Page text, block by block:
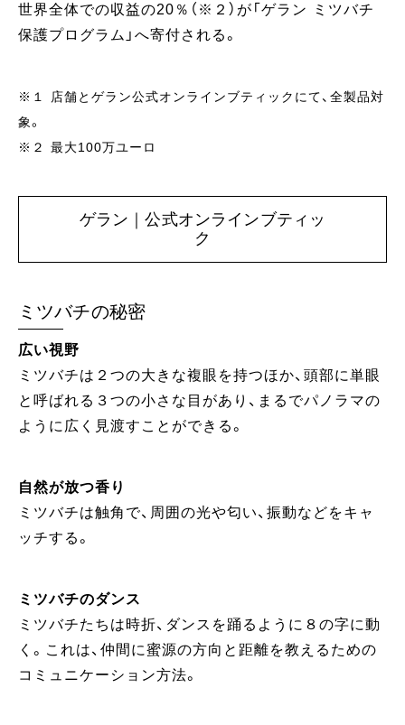
世界全体での収益の20％（※２）が「ゲラン ミツバチ
保護プログラム」へ寄付される。
※１ 店舗とゲラン公式オンラインブティックにて、全製品対
象。
※２ 最大100万ユーロ
ゲラン｜公式オンラインブティッ
ク
ミツバチの秘密
広い視野
ミツバチは２つの大きな複眼を持つほか、頭部に単眼
と呼ばれる３つの小さな目があり、まるでパノラマの
ように広く見渡すことができる。
自然が放つ香り
ミツバチは触角で、周囲の光や匂い、振動などをキャ
ッチする。
ミツバチのダンス
ミツバチたちは時折、ダンスを踊るように８の字に動
く。これは、仲間に蜜源の方向と距離を教えるための
コミュニケーション方法。